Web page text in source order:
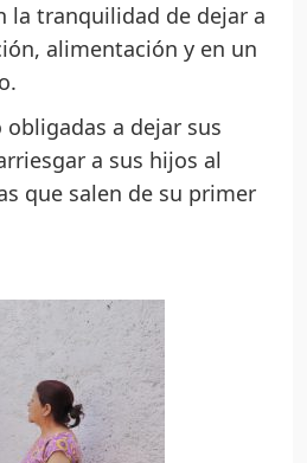
la tranquilidad de dejar a
alimentación y en un
a dejar sus
a sus hijos al
que salen de su primer